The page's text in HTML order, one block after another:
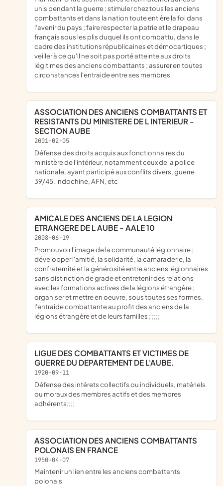
unis pendant la guerre ; stimuler chez tous les anciens
combattants et dans la nation toute entière la foi dans
l'avenir du pays ; faire respecter la patrie et le drapeau
français sous les plis duquel ils ont combattu, dans le
cadre des institutions républicaines et démocartiques ;
veiller à ce qu'il ne soit pas porté atteinte aux droits
légitimes des anciens combattants ; assurer en toutes
circonstances l'entraide entre ses membres
ASSOCIATION DES ANCIENS COMBATTANTS ET
RESISTANTS DU MINISTERE DE L INTERIEUR -
SECTION AUBE
2001-02-05
défense des droits acquis aux fonctionnaires du
ministère de l'intérieur, notamment ceux de la police
nationale, ayant participé aux conflits divers, guerre
39/45, indochine, AFN, etc
AMICALE DES ANCIENS DE LA LEGION
ETRANGERE DE L AUBE - AALE 10
2008-06-19
promouvoir l'image de la communauté légionnaire ;
développer l'amitié, la solidarité, la camaraderie, la
confraternité et la générosité entre anciens légionnaires
sans distinction de grade et entretenir des relations
avec les formations actives de la légions étrangère ;
organiser et mettre en oeuvre, sous toutes ses formes,
l'entraide combattante au profit des anciens de la
légions étrangère et de leurs familles ; ;;;;
LIGUE DES COMBATTANTS ET VICTIMES DE
GUERRE DU DEPARTEMENT DE L'AUBE.
1920-09-11
défense des intérets collectifs ou individuels, matériels
ou moraux des membres actifs et des membres
adhérents;;;;
ASSOCIATION DES ANCIENS COMBATTANTS
POLONAIS EN FRANCE
1950-04-07
maintenir un lien entre les anciens combattants
polonais